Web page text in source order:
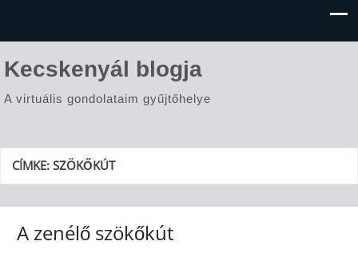
Kecskenyál blogja
A virtuális gondolataim gyűjtőhelye
CÍMKE:SZÖKŐKÚT
A zenélő szökőkút